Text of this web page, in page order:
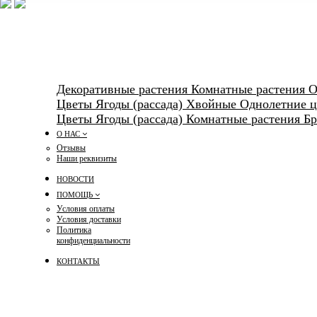
Декоративные растения Комнатные растения
Цветы Ягоды (рассада) Хвойные Однолетние
Цветы Ягоды (рассада) Комнатные растения
О НАС
Отзывы
Наши реквизиты
НОВОСТИ
ПОМОЩЬ
Условия оплаты
Условия доставки
Политика
конфиденциальности
КОНТАКТЫ